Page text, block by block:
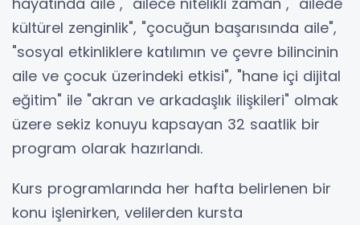
kültürel zenginlik", "çocuğun başarısında aile",
"sosyal etkinliklere katılımın ve çevre bilincinin
aile ve çocuk üzerindeki etkisi", "hane içi dijital
eğitim" ile "akran ve arkadaşlık ilişkileri" olmak
üzere sekiz konuyu kapsayan 32 saatlik bir
program olarak hazırlandı.
Kurs programlarında her hafta belirlenen bir
konu işlenirken, velilerden kursta